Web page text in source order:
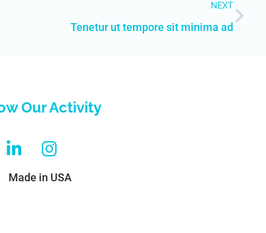
NEXT
Tenetur ut tempore sit minima ad
Our Activity
Made in USA